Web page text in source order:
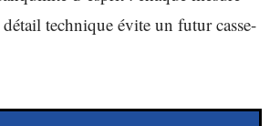
technique évite un futur casse-